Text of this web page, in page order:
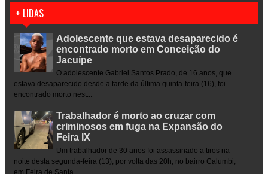
+ LIDAS
Adolescente que estava desaparecido é
encontrado morto em Conceição do
Jacuípe
O adolescente Gabriel Santos Prado, de 16 anos, que
estava desaparecido desde a tarde da última quinta-feira (16), foi
encontrado morto nest...
Trabalhador é morto ao cruzar com
criminosos em fuga na Expansão do
Feira IX
Um trabalhador de 30 anos foi assassinado a tiros na
noite desta segunda-feira (13), por volta das 20h, no bairro Calumbi,
em Feira de Santa...